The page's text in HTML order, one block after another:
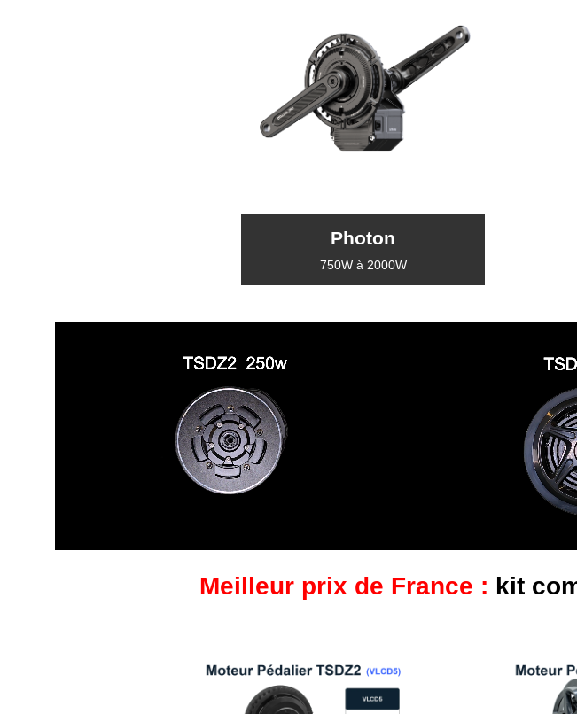
Photon
750W à 2000W
Meilleur prix de France : kit